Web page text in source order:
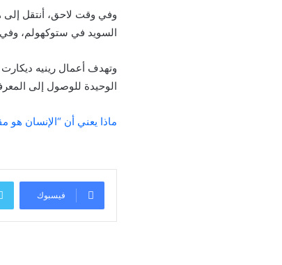
وفي وقت لاحق، أنتقل إلى
السويد في ستوكهولم، وفي فبراير 1650 مات ديكارت
وتهدف أعمال رينيه
الوحيدة للوصول إلى
ماذا يعني أن “الإنسان
فيسبوك